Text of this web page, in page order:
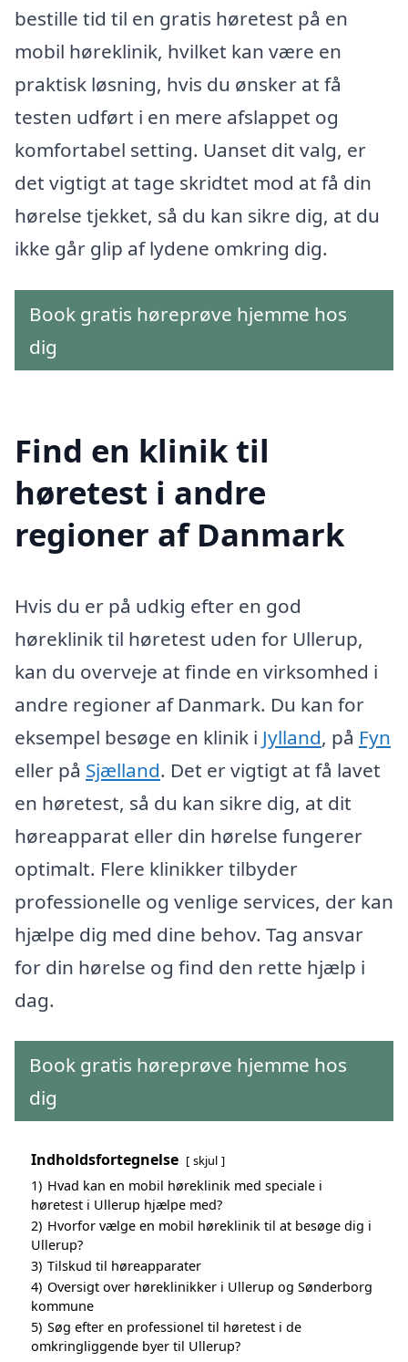
bestille tid til en gratis høretest på en
mobil høreklinik, hvilket kan være en
praktisk løsning, hvis du ønsker at få
testen udført i en mere afslappet og
komfortabel setting. Uanset dit valg, er
det vigtigt at tage skridtet mod at få din
hørelse tjekket, så du kan sikre dig, at du
ikke går glip af lydene omkring dig.
Book gratis høreprøve hjemme hos
dig
Find en klinik til
høretest i andre
regioner af Danmark
Hvis du er på udkig efter en god
høreklinik til høretest uden for Ullerup,
kan du overveje at finde en virksomhed i
andre regioner af Danmark. Du kan for
eksempel besøge en klinik i Jylland, på Fyn
eller på Sjælland. Det er vigtigt at få lavet
en høretest, så du kan sikre dig, at dit
høreapparat eller din hørelse fungerer
optimalt. Flere klinikker tilbyder
professionelle og venlige services, der kan
hjælpe dig med dine behov. Tag ansvar
for din hørelse og find den rette hjælp i
dag.
Book gratis høreprøve hjemme hos
dig
Indholdsfortegnelse skjul
1) Hvad kan en mobil høreklinik med speciale i
høretest i Ullerup hjælpe med?
2) Hvorfor vælge en mobil høreklinik til at besøge dig i
Ullerup?
3) Tilskud til høreapparater
4) Oversigt over høreklinikker i Ullerup og Sønderborg
kommune
5) Søg efter en professionel til høretest i de
omkringliggende byer til Ullerup?